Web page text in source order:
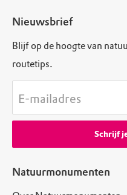
Natuurmonumenten
Nieuwsbrief
Blijf op de hoogte van
routetips.
E-mailadres
Schrijf